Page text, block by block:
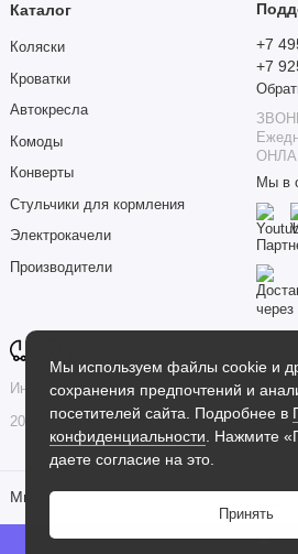
0
Мы используем файлы cookie и
сохранения предпочтений и
посетителей сайта. Подробнее в
конфиденциальности . Нажмите
даете согласие на это.
Принять
Каталог
Коляски
Кроватки
Автокресла
Комоды
Конверты
Стульчики для кормления
Электрокачели
Производители
+7
+7
Мы в
Интернет-магазин товаров для детей
2026
Мы принимаем: